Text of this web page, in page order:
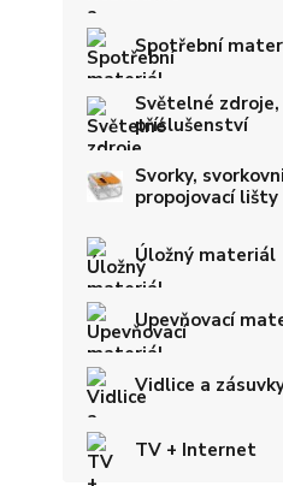
Spotřební
Světelné zdroje,
příslušenství
Svorky,
propojovací lišty
Úložný materiál
Upevňovací
Vidlice a
TV + Internet